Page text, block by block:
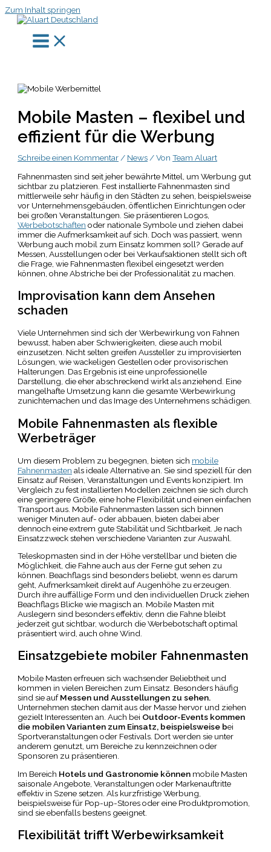
Zum Inhalt springen
Mobile Masten – flexibel und
effizient für die Werbung
Schreibe einen Kommentar / News / VonTeam Aluart
Fahnenmasten sind seit jeher bewährte Mittel, um Werbung gut
sichtbar zu platzieren. Fest installierte Fahnenmasten sind
mittlerweile sehr häufig in den Städten zu sehen, beispielsweise
vor Unternehmensgebäuden, öffentlichen Einrichtungen oder
bei großen Veranstaltungen. Sie präsentieren Logos,
Werbebotschaften oder nationale Symbole und ziehen dabei
immer die Aufmerksamkeit auf sich. Doch was passiert, wenn
Werbung auch mobil zum Einsatz kommen soll? Gerade auf
Messen, Ausstellungen oder bei Verkaufsaktionen stellt sich oft
die Frage, wie Fahnenmasten flexibel eingesetzt werden
können, ohne Abstriche bei der Professionalität zu machen.
Improvisation kann dem Ansehen
schaden
Viele Unternehmen sind sich der Werbewirkung von Fahnen
bewusst, haben aber Schwierigkeiten, diese auch mobil
einzusetzen. Nicht selten greifen Aussteller zu improvisierten
Lösungen, wie wackeligen Gestellen oder provisorischen
Halterungen. Das Ergebnis ist eine unprofessionelle
Darstellung, die eher abschreckend wirkt als anziehend. Eine
mangelhafte Umsetzung kann die gesamte Werbewirkung
zunichtemachen und das Image des Unternehmens schädigen.
Mobile Fahnenmasten als flexible
Werbeträger
Um diesem Problem zu begegnen, bieten sich mobile
Fahnenmasten als ideale Alternative an. Sie sind speziell für den
Einsatz auf Reisen, Veranstaltungen und Events konzipiert. Im
Vergleich zu fest installierten Modellen zeichnen sie sich durch
eine geringere Größe, eine hohe Flexibilität und einen einfachen
Transport aus. Mobile Fahnenmasten lassen sich binnen
weniger Minuten auf- oder abbauen, bieten dabei aber
dennoch eine extrem gute Stabilität und Sichtbarkeit. Je nach
Einsatzzweck stehen verschiedene Varianten zur Auswahl.
Teleskopmasten sind in der Höhe verstellbar und bieten die
Möglichkeit, die Fahne auch aus der Ferne gut sehen zu
können. Beachflags sind besonders beliebt, wenn es darum
geht, Aufmerksamkeit direkt auf Augenhöhe zu erzeugen.
Durch ihre auffällige Form und den individuellen Druck ziehen
Beachflags Blicke wie magisch an. Mobile Masten mit
Auslegern sind besonders effektiv, denn die Fahne bleibt
jederzeit gut sichtbar, wodurch die Werbebotschaft optimal
präsentiert wird, auch ohne Wind.
Einsatzgebiete mobiler Fahnenmasten
Mobile Masten erfreuen sich wachsender Beliebtheit und
kommen in vielen Bereichen zum Einsatz. Besonders häufig
sind sie aufMessen und Ausstellungen zu sehen.
Unternehmen stechen damit aus der Masse hervor und ziehen
gezielt Interessenten an. Auch bei Outdoor-Events kommen
die mobilen Varianten zum Einsatz, beispielsweise bei
Sportveranstaltungen oder Festivals. Dort werden sie unter
anderem genutzt, um Bereiche zu kennzeichnen oder
Sponsoren zu präsentieren.
Im Bereich Hotels und Gastronomie können mobile Masten
saisonale Angebote, Veranstaltungen oder Markenauftritte
effektiv in Szene setzen. Als kurzfristige Werbung,
beispielsweise für Pop-up-Stores oder eine Produktpromotion,
sind sie ebenfalls bestens geeignet.
Flexibilität trifft Werbewirksamkeit